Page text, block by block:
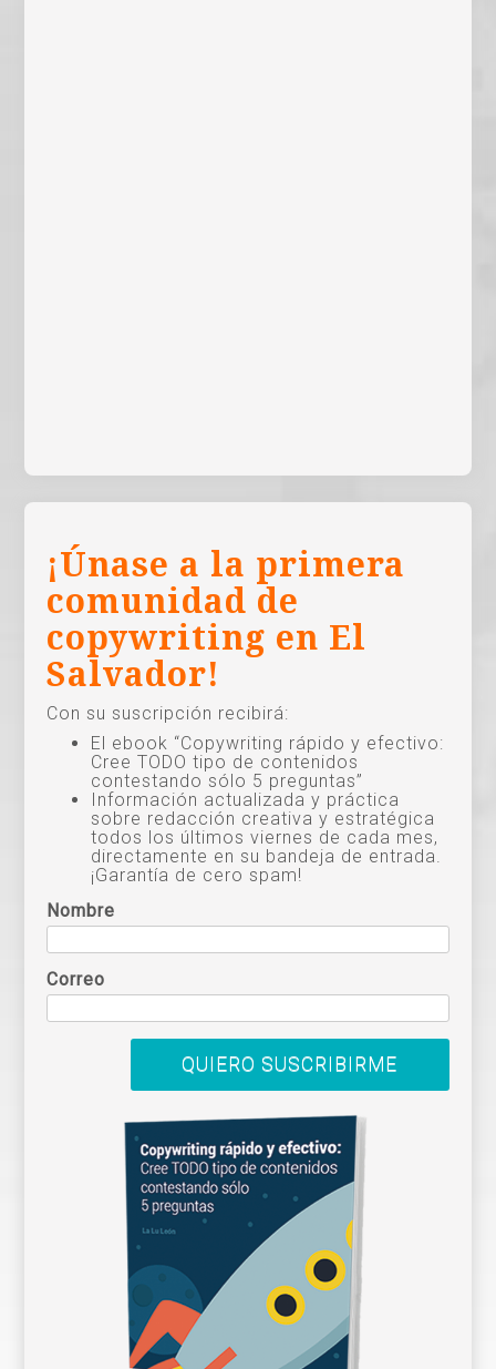
¡Únase a la primera
comunidad de
copywriting en El
Salvador!
Con su suscripción recibirá:
El ebook “Copywriting rápido y efectivo:
Cree TODO tipo de contenidos
contestando sólo 5 preguntas”
Información actualizada y práctica
sobre redacción creativa y estratégica
todos los últimos viernes de cada mes,
directamente en su bandeja de entrada.
¡Garantía de cero spam!
Nombre
Correo